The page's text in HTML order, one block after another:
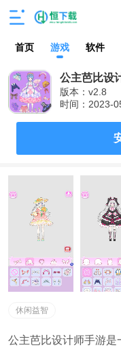
首页 游戏 软件
公主芭比设
版本：v2.8
时间：2023-
休闲益智
公主芭比设计师手游